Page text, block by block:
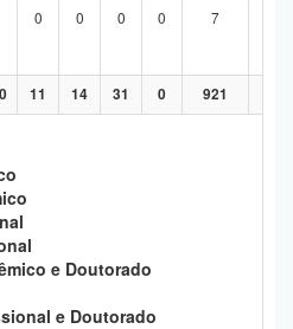
0 0 0 0 7
11 14 31 0 921
e Doutorado
e Doutorado